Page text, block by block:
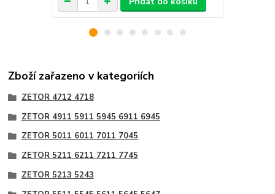
Zboží zařazeno v kategoriích
ZETOR 4712 4718
ZETOR 4911 5911 5945 6911 6945
ZETOR 5011 6011 7011 7045
ZETOR 5211 6211 7211 7745
ZETOR 5213 5243